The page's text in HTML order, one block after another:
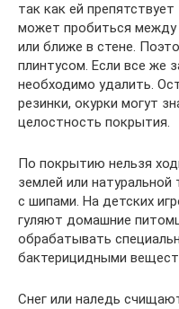
так как ей
может пробиться между
или ближе в стене.
плинтусом. Если все же
необходимо удалить.
резинки, окурки могут
целостность покрытия.
По покрытию нельзя
землей или
с шипами. На детских
гуляют домашние
обрабатывать
бактерицидными
Снег или наледь